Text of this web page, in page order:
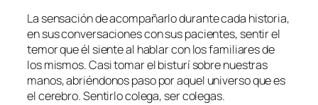
La sensación de acompañarlo durante cada historia,
en sus conversaciones con sus pacientes, sentir el
temor que él siente al hablar con los familiares de
los mismos. Casi tomar el bisturí sobre nuestras
manos, abriéndonos paso por aquel universo que es
el cerebro. Sentirlo colega, ser colegas.